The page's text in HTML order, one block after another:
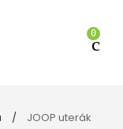
0
JOOP uterák